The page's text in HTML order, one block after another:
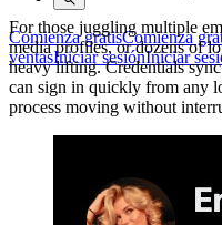
Comienza gratisComienza
ventasIniciar sesiónIniciar
For those juggling multiple
media profiles, or dozens of
heavy lifting. Credentials
can sign in quickly from any
process moving without